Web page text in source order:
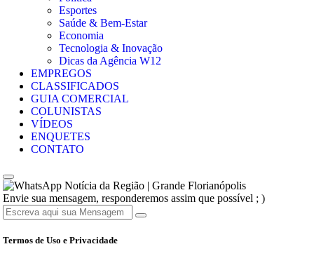
Esportes
Saúde & Bem-Estar
Economia
Tecnologia & Inovação
Dicas da Agência W12
EMPREGOS
CLASSIFICADOS
GUIA COMERCIAL
COLUNISTAS
VÍDEOS
ENQUETES
CONTATO
Notícia da Região | Grande Florianópolis
Envie sua mensagem, responderemos assim que possível ; )
Termos de Uso e Privacidade